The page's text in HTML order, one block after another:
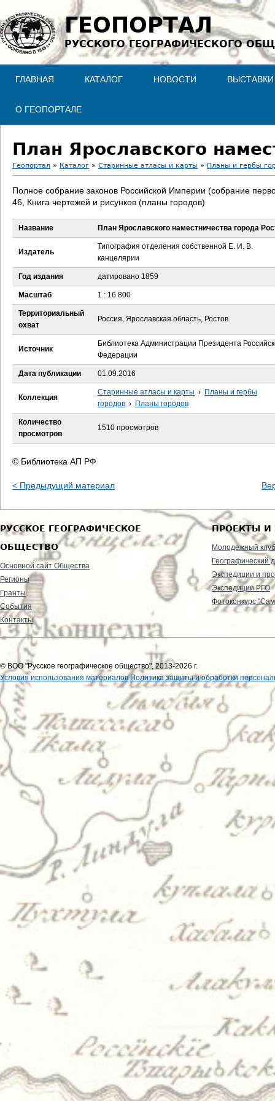
Jump to navigation
ГЕОПОРТАЛ
РУССКОГО ГЕОГРАФИЧЕСКОГО
ГЛАВНАЯ КАТАЛОГ НОВОСТИ ВЫСТАВКИ
О ГЕОПОРТАЛЕ
План Ярославского
В
ы
д
е
с
ь
Геопортал » Каталог » Старинные атласы и карты » Планы и гербы
Полное собрание законов Российской Империи (собрание
46, Книга чертежей и рисунков (планы городов)
Название План Ярославского наместничества города
Издатель
Типография отделения собственной Е. И. В.
канцелярии
Год издания датировано 1859
Масштаб 1 : 16 800
Территориальный
охват
Россия, Ярославская область, Ростов
Источник
Библиотека Администрации Президента
Федерации
Дата публикации 01.09.2016
Коллекция
Старинные атласы и карты › Планы и гербы
городов › Планы городов
Количество
просмотров
1510 просмотров
© Библиотека АП РФ
< Предыдущий материал
РУССКОЕ ГЕОГРАФИЧЕСКОЕ
ОБЩЕСТВО
Основной сайт Общества
Регионы
Гранты
События
Контакты
ПРОЕКТЫ И
Молодежный клуб
Географический
Экспедиции и
Экспедиции РГО
Фотоконкурс
© ВОО "Русское географическое общество", 2013-2026 г.
Условия использования материалов Политика защиты и обработки